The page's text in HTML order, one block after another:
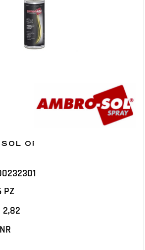
ORO RICCO PAL.
PZ
2,82
NR